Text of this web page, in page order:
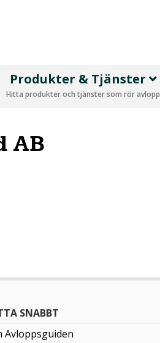
Produkter & Tjänster
Hitta produkter och tjänster som rör avlopp
AB
SNABBT
Avloppsguiden